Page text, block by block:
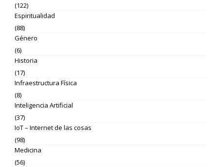
(122)
Espiritualidad
(88)
Género
(6)
Historia
(17)
Infraestructura Física
(8)
Inteligencia Artificial
(37)
IoT – Internet de las cosas
(98)
Medicina
(56)